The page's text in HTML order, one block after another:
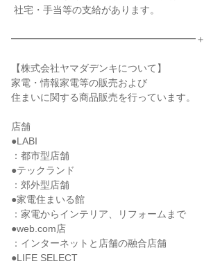
━━━━━━━━━━━━━━━━━━━＋
【株式会社ヤマダデンキについて】
家電・情報家電等の販売および
住まいに関する商品販売を行っています。
店舗
●LABI
：都市型店舗
●テックランド
：郊外型店舗
●家電住まいる館
：家電からインテリア、リフォームまで
●web.com店
：インターネットと店舗の融合店舗
●LIFE SELECT